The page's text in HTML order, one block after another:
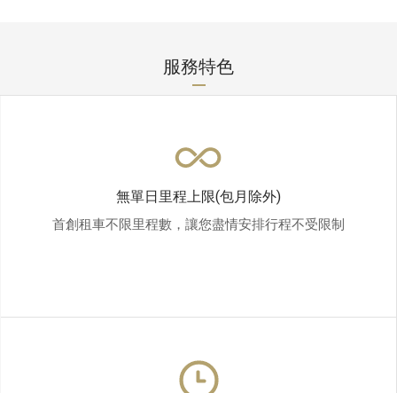
服務特色
無單日里程上限(包月除外)
首創租車不限里程數，讓您盡情安排行程不受限制